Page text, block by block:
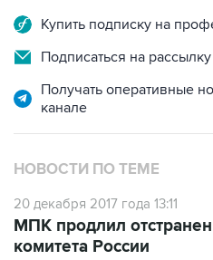
Купить подписку на
Подписаться на
Получать оперативные
канале
НОВОСТИ ПО ТЕМЕ
20 декабря 2017 года 13:11
МПК продлил
комитета России